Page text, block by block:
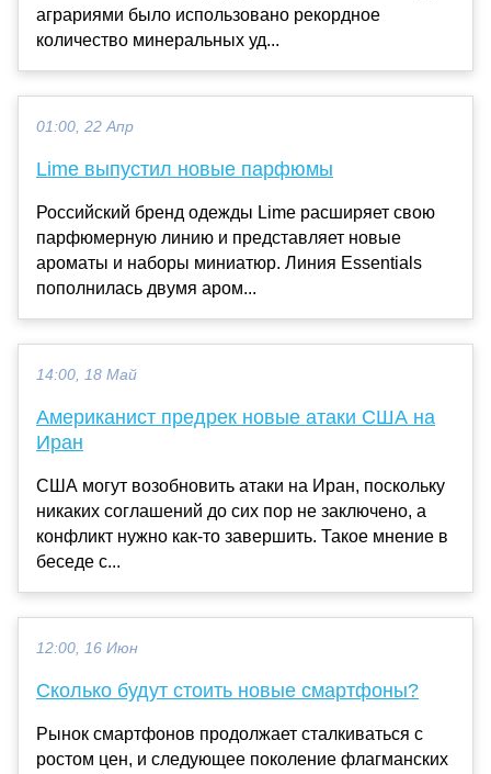
аграриями было использовано рекордное
количество минеральных уд...
01:00, 22 Апр
Lime выпустил новые парфюмы
Российский бренд одежды Lime расширяет свою
парфюмерную линию и представляет новые
ароматы и наборы миниатюр. Линия Essentials
пополнилась двумя аром...
14:00, 18 Май
Американист предрек новые атаки США на
Иран
США могут возобновить атаки на Иран, поскольку
никаких соглашений до сих пор не заключено, а
конфликт нужно как-то завершить. Такое мнение в
беседе с...
12:00, 16 Июн
Сколько будут стоить новые смартфоны?
Рынок смартфонов продолжает сталкиваться с
ростом цен, и следующее поколение флагманских